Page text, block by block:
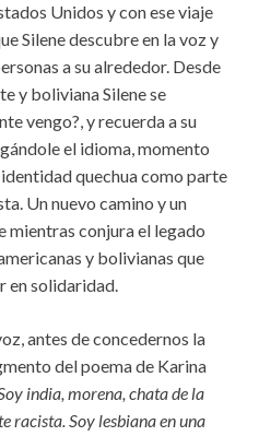
Unidos y con ese viaje
Silene descubre en la voz y
a su alrededor. Desde
y boliviana Silene se
vengo?, y recuerda a su
el idioma, momento
quechua como parte
Un nuevo camino y un
mientras conjura el legado
y bolivianas que
en solidaridad.
antes de concedernos la
del poema de Karina
india, morena, chata de la
racista. Soy lesbiana en una